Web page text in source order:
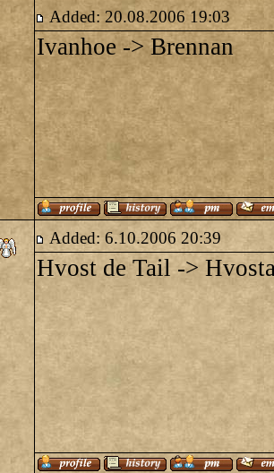
Added: 20.08.2006 19:03
Ivanhoe -> Brennan
Added: 6.10.2006 20:39
Hvost de Tail ->